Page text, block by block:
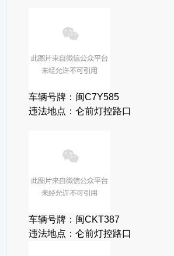
车辆号牌：闽C7Y585
违法地点：仑前灯控路口
车辆号牌：闽CKT387
违法地点：仑前灯控路口